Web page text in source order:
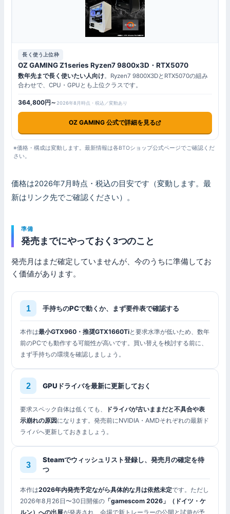
長く使う上位枠
OZ GAMING Z1series Ryzen7 9800x3D・RTX5070
数年先まで長く使いたい人向け。Ryzen7 9800X3DとRTX5070の組み
合わせで、CPU・GPUとも上位クラスです。
364,800円～ 2026年8月時点・税込／変動あり
OZ GAMING 公式で詳細を見る
※価格・構成は変動します。最新情報は各BTOショップ公式ページでご確認くだ
さい。
価格は2026年7月時点・税込の目安です（変動します。最
新はリンク先でご確認ください）。
準備
発売までにやっておく3つのこと
発売月はまだ確定していませんが、今のうちに準備してお
く価値があります。
手持ちのPCで動くか、まず要件表で確認する
本作は最小GTX960・推奨GTX1660Tiと要求水準が低いため、数年
前のPCでも動作する可能性が高いです。買い替えを検討する前に、
まず手持ちの環境を確認しましょう。
GPUドライバを最新に更新しておく
要求スペック自体は低くても、
ドライバが古いままだと不具合や表
示崩れの原因になります。発売前にNVIDIA・AMDそれぞれの最新ド
ライバへ更新しておきましょう。
Steamでウィッシュリスト登録し、発売月の確定を待
つ
本作は2026年内発売予定ながら具体的な月は依然未定です。ただし
2026年8月26日〜30日開催の 「gamescom 2026」（ドイツ・ケ
ルン）への出展が発表され、会場で新トレーラーの公開と試遊が予